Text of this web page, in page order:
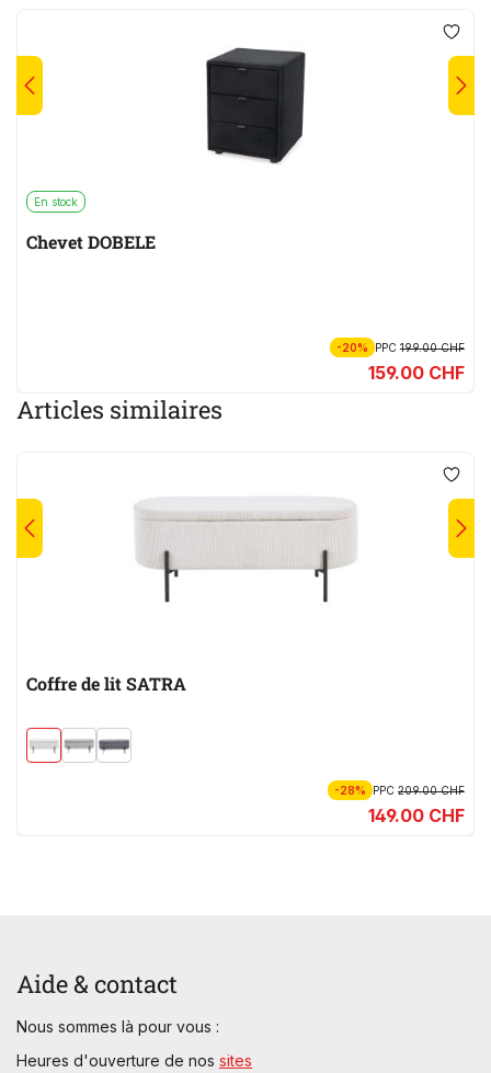
En stock
Chevet DOBELE
-20% PPC199.00 CHF
159.00 CHF
Articles similaires
Coffre de lit SATRA
-28% PPC209.00 CHF
149.00 CHF
Aide & contact
Nous sommes là pour vous :
Heures d'ouverture de nos sites